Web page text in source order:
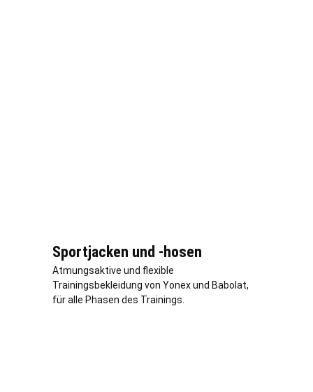
Sportjacken und -hosen
Atmungsaktive und flexible
Trainingsbekleidung von Yonex und Babolat,
für alle Phasen des Trainings.